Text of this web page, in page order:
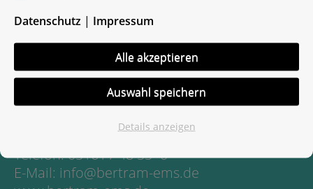
Entsorgung mit System
Martin Bertram e.K.
Bomlitzer Str. 28, 29664 Walsrode
Telefon: 05161 / 48 55 -0
E-Mail: info@bertram-ems.de
Datenschutz | Impressum
Alle akzeptieren
Auswahl speichern
Details anzeigen